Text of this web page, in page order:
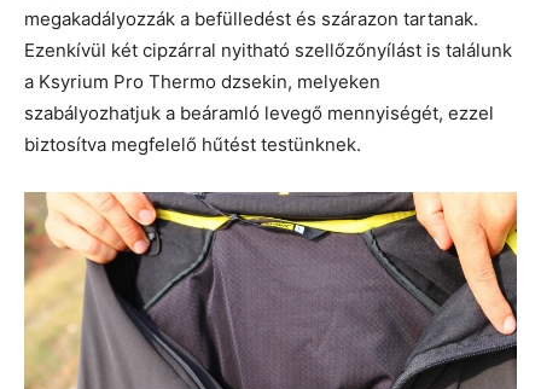
megakadályozzák a befülledést és szárazon tartanak.
Ezenkívül két cipzárral nyitható szellőzőnyílást is találunk
a Ksyrium Pro Thermo dzsekin, melyeken
szabályozhatjuk a beáramló levegő mennyiségét, ezzel
biztosítva megfelelő hűtést testünknek.